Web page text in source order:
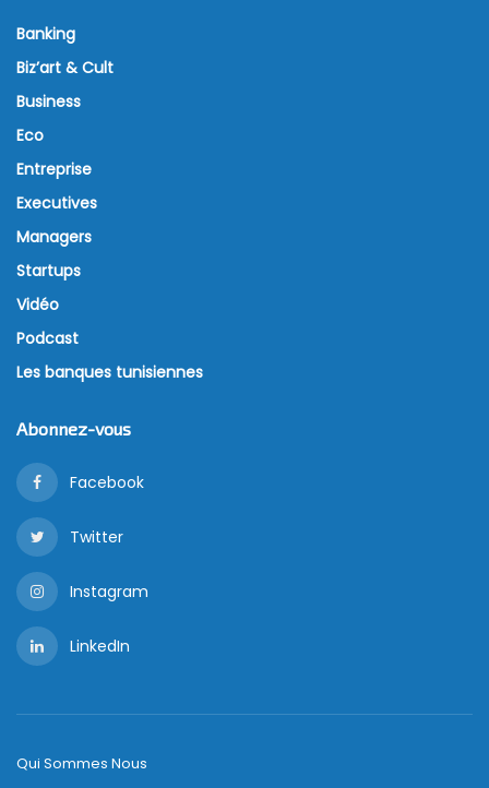
Banking
Biz’art & Cult
Business
Eco
Entreprise
Executives
Managers
Startups
Vidéo
Podcast
Les banques tunisiennes
Abonnez-vous
Facebook
Twitter
Instagram
LinkedIn
Qui Sommes Nous